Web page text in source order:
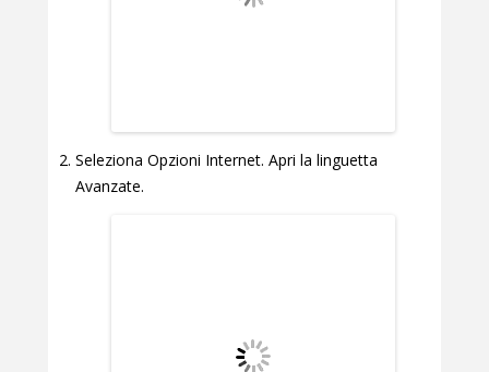
Seleziona Opzioni Internet. Apri la linguetta
Avanzate.